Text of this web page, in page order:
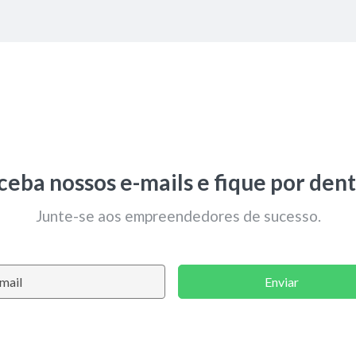
nossos e-mails e fique por
Junte-se aos empreendedores de sucesso.
Enviar